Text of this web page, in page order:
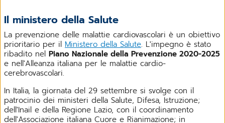
Il ministero della Salute
La prevenzione delle malattie cardiovascolari è un obiettivo
prioritario per il Ministero della Salute. L'impegno è stato
ribadito nel Piano Nazionale della Prevenzione 2020-2025
e nell'Alleanza italiana per le malattie cardio-
cerebrovascolari.
In Italia, la giornata del 29 settembre si svolge con il
patrocinio dei ministeri della Salute, Difesa, Istruzione;
dell'Inail e della Regione Lazio, con il coordinamento
dell'Associazione italiana Cuore e Rianimazione; in